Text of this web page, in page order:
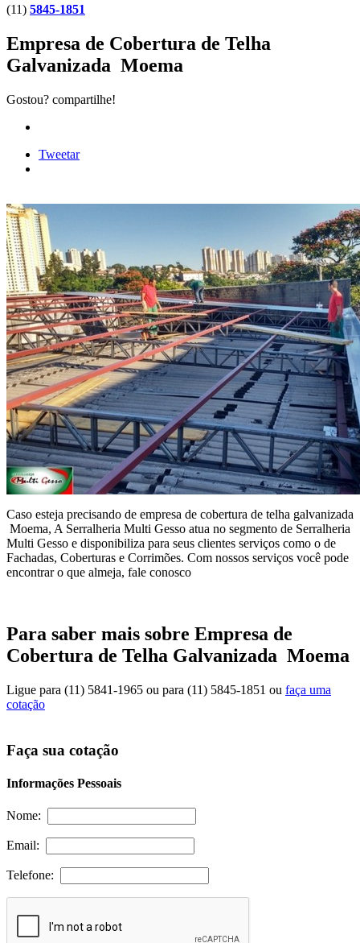
(11) 5845-1851
Empresa de Cobertura de Telha
Galvanizada Moema
Gostou? compartilhe!
Tweetar
Caso esteja precisando de empresa de cobertura de telha galvanizada
Moema, A Serralheria Multi Gesso atua no segmento de Serralheria
Multi Gesso e disponibiliza para seus clientes serviços como o de
Fachadas, Coberturas e Corrimões. Com nossos serviços você pode
encontrar o que almeja, fale conosco
Para saber mais sobre Empresa de
Cobertura de Telha Galvanizada Moema
Ligue para (11) 5841-1965 ou para (11) 5845-1851 ou faça uma
cotação
Faça sua cotação
Informações Pessoais
Nome:
Email:
Telefone: